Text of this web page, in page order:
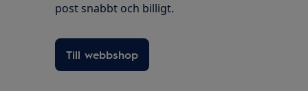
post snabbt och billigt.
Till webbshop